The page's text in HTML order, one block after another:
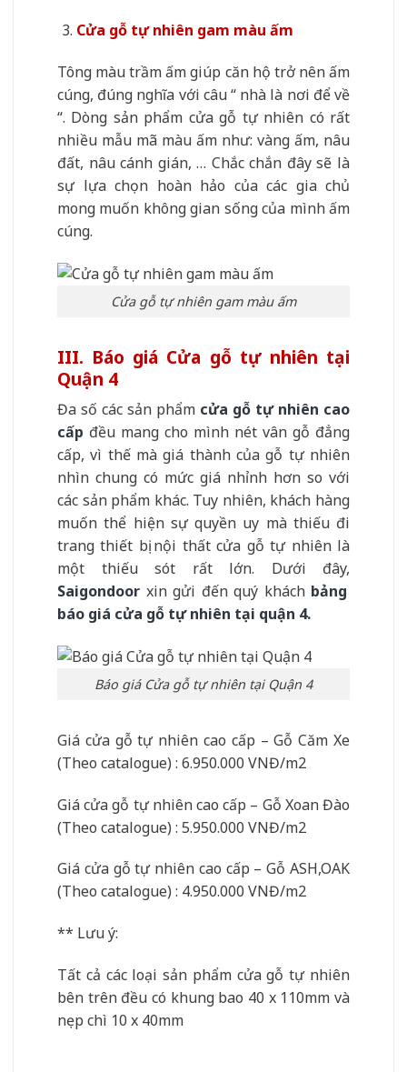
Cửa gỗ tự nhiên gam màu ấm
Tông màu trầm ấm giúp căn hộ trở nên ấm
cúng, đúng nghĩa với câu “ nhà là nơi để về
“. Dòng sản phẩm cửa gỗ tự nhiên có rất
nhiều mẫu mã màu ấm như: vàng ấm, nâu
đất, nâu cánh gián, … Chắc chắn đây sẽ là
sự lựa chọn hoàn hảo của các gia chủ
mong muốn không gian sống của mình ấm
cúng.
Cửa gỗ tự nhiên gam màu ấm
III. Báo giá Cửa gỗ tự nhiên tại
Quận 4
Đa số các sản phẩm cửa gỗ tự nhiên cao
cấp đều mang cho mình nét vân gỗ đẳng
cấp, vì thế mà giá thành của gỗ tự nhiên
nhìn chung có mức giá nhỉnh hơn so với
các sản phẩm khác. Tuy nhiên, khách hàng
muốn thể hiện sự quyền uy mà thiếu đi
trang thiết bị nội thất cửa gỗ tự nhiên là
một thiếu sót rất lớn. Dưới đây,
Saigondoor xin gửi đến quý khách bảng
báo giá cửa gỗ tự nhiên tại quận 4.
Báo giá Cửa gỗ tự nhiên tại Quận 4
Giá cửa gỗ tự nhiên cao cấp – Gỗ Căm Xe
(Theo catalogue) : 6.950.000 VNĐ/m2
Giá cửa gỗ tự nhiên cao cấp – Gỗ Xoan Đào
(Theo catalogue) : 5.950.000 VNĐ/m2
Giá cửa gỗ tự nhiên cao cấp – Gỗ ASH,OAK
(Theo catalogue) : 4.950.000 VNĐ/m2
** Lưu ý:
Tất cả các loại sản phẩm cửa gỗ tự nhiên
bên trên đều có khung bao 40 x 110mm và
nẹp chì 10 x 40mm